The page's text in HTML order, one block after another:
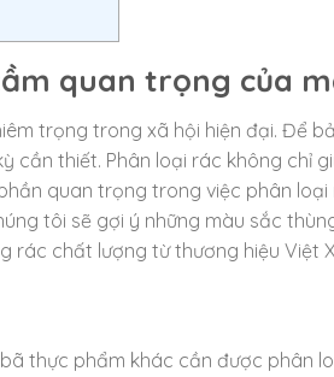
quan trọng của
trọng trong xã hội hiện đại. Để
cần thiết. Phân loại rác không chỉ
quan trọng trong việc phân
tôi sẽ gợi ý những màu sắc
rác chất lượng từ thương hiệu Việt
thực phẩm khác cần được phân